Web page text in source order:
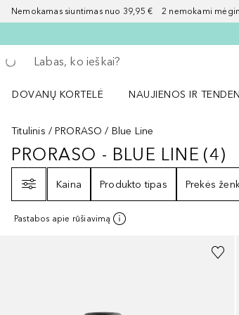
Nemokamas siuntimas nuo 39,95 € 2 nemokami
Grįžk atgal
Vykdykite paiešką
DOVANŲ KORTELĖ
NAUJIENOS IR
Titulinis
PRORASO Blue Line
PRORASO - BLUE LINE4
PRORASO - BLUE LINE (4)
Kaina
Produkto tipas Prekės
Pastabos apie rūšiavimą